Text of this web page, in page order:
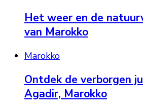
Het weer en de
van Marokko
Marokko
Ontdek de verborgen
Agadir, Marokko